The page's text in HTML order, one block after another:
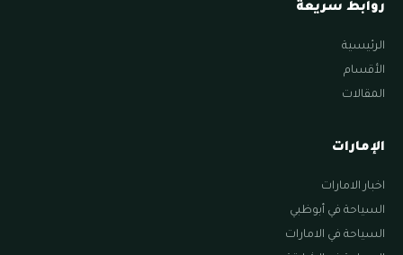
روابط سريعة
الرئيسية
الأقسام
المقالات
الإمارات
اخبار الامارات
السياحة في أبوظبي
السياحة في الامارات